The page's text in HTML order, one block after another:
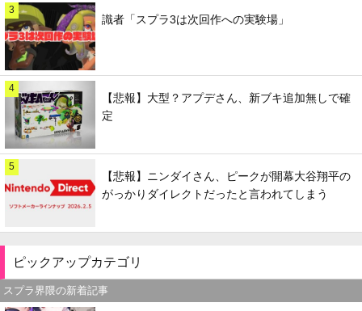
3
識者「スプラ3は次回作への実験場」
4
【悲報】大型？アプデさん、新ブキ追加無しで確
定
5
【悲報】ニンダイさん、ピークが開幕大谷翔平の
がっかりダイレクトだったと言われてしまう
ピックアップカテゴリ
スプラ界隈の新着記事